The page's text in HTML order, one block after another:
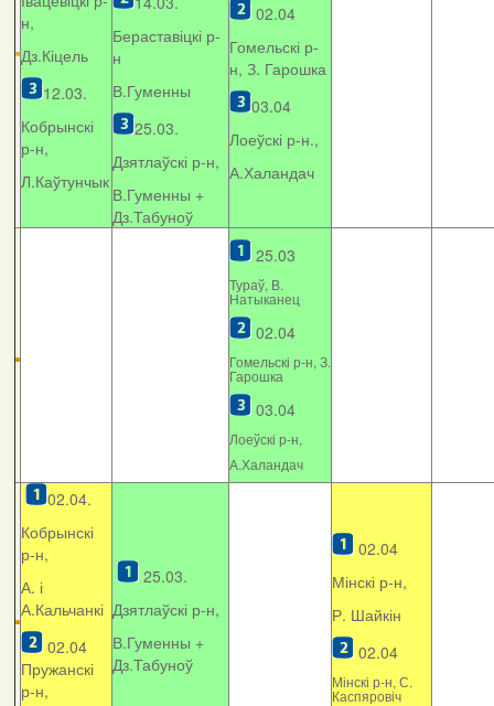
н,
Дз.Кіцель
12.03.
Кобрынскі
р-н,
Л.Каўтунчык
Бераставіцкі р-
н
В.Гуменны
25.03.
Дзятлаўскі р-н,
В.Гуменны +
Дз.Табуноў
02.04
Гомельскі р-
н, З. Гарошка
03.04
Лоеўскі р-н.,
А.Халандач
25.03
Тураў, В.
Натыканец
02.04
Гомельскі р-н, З.
Гарошка
03.04
Лоеўскі р-н,
А.Халандач
02.04.
Кобрынскі
р-н,
А. і
А.Кальчанкі
02.04
Пружанскі
р-н,
25.03.
Дзятлаўскі р-н,
В.Гуменны +
Дз.Табуноў
02.04
Мінскі р-н,
Р. Шайкін
02.04
Мінскі р-н, С.
Каспяровіч